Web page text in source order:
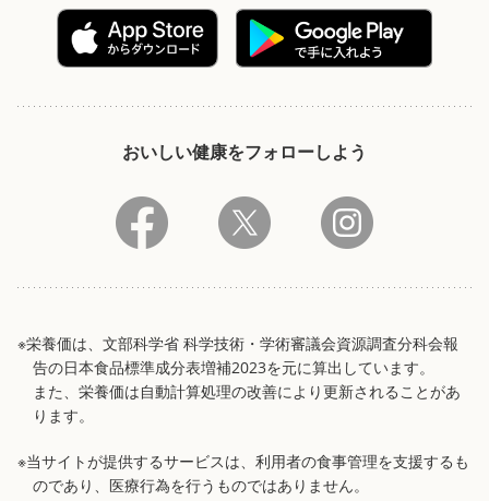
おいしい健康をフォローしよう
※栄養価は、文部科学省 科学技術・学術審議会資源調査分科会報
告の日本食品標準成分表増補2023を元に算出しています。
また、栄養価は自動計算処理の改善により更新されることがあ
ります。
※当サイトが提供するサービスは、利用者の食事管理を支援するも
のであり、医療行為を行うものではありません。